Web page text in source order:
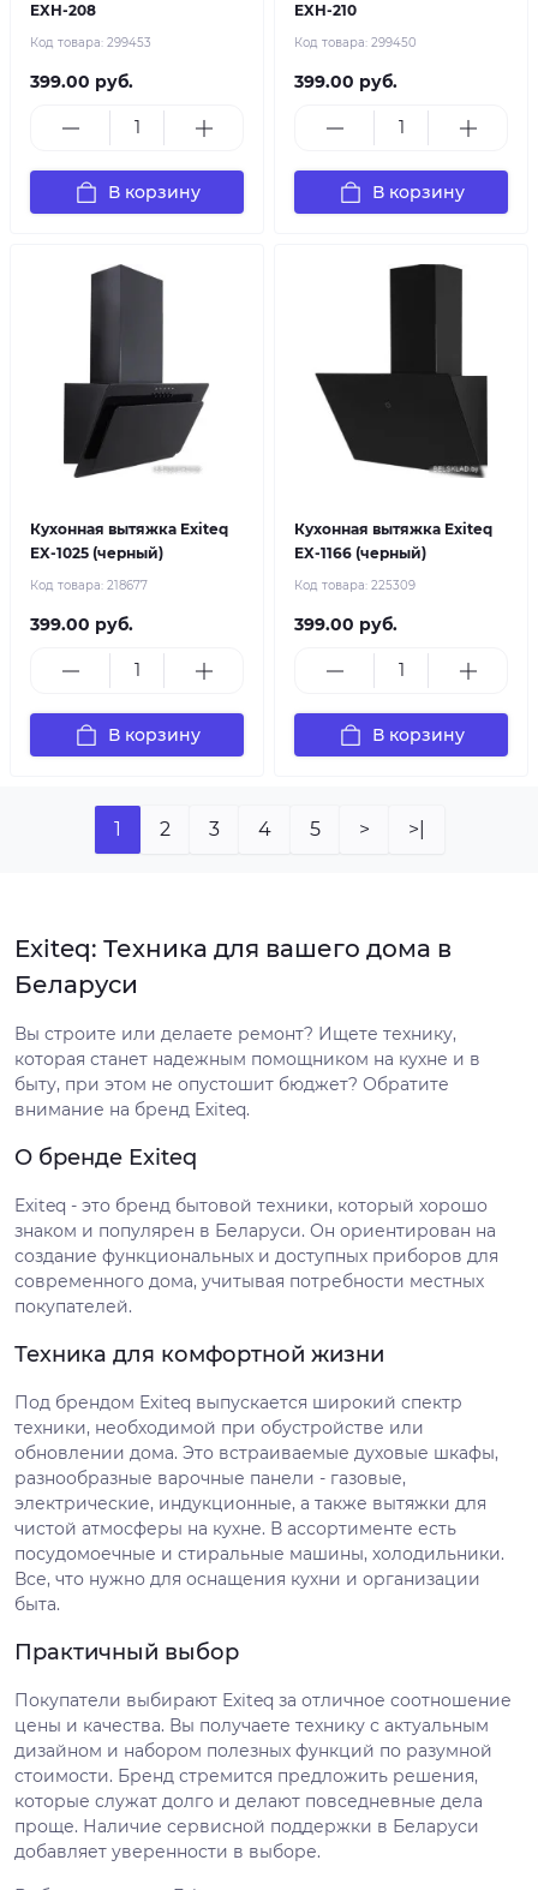
EXH-208
Код товара: 299453
399.00 руб.
В корзину
EXH-210
Код товара: 299450
399.00 руб.
В корзину
Кухонная вытяжка Exiteq
EX-1025 (черный)
Код товара: 218677
399.00 руб.
В корзину
Кухонная вытяжка Exiteq
EX-1166 (черный)
Код товара: 225309
399.00 руб.
В корзину
1 2 3 4 5 > >|
Exiteq: Техника для вашего дома в
Беларуси
Вы строите или делаете ремонт? Ищете технику,
которая станет надежным помощником на кухне и в
быту, при этом не опустошит бюджет? Обратите
внимание на бренд Exiteq.
О бренде Exiteq
Exiteq - это бренд бытовой техники, который хорошо
знаком и популярен в Беларуси. Он ориентирован на
создание функциональных и доступных приборов для
современного дома, учитывая потребности местных
покупателей.
Техника для комфортной жизни
Под брендом Exiteq выпускается широкий спектр
техники, необходимой при обустройстве или
обновлении дома. Это встраиваемые духовые шкафы,
разнообразные варочные панели - газовые,
электрические, индукционные, а также вытяжки для
чистой атмосферы на кухне. В ассортименте есть
посудомоечные и стиральные машины, холодильники.
Все, что нужно для оснащения кухни и организации
быта.
Практичный выбор
Покупатели выбирают Exiteq за отличное соотношение
цены и качества. Вы получаете технику с актуальным
дизайном и набором полезных функций по разумной
стоимости. Бренд стремится предложить решения,
которые служат долго и делают повседневные дела
проще. Наличие сервисной поддержки в Беларуси
добавляет уверенности в выборе.